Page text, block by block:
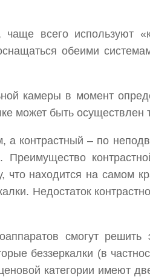
всего используют
обеими
камеры в момент
может быть осуществлен
контрастный – по
что находится на самом
Недостаток
смогут решить
беззеркалки (в
категории имеют